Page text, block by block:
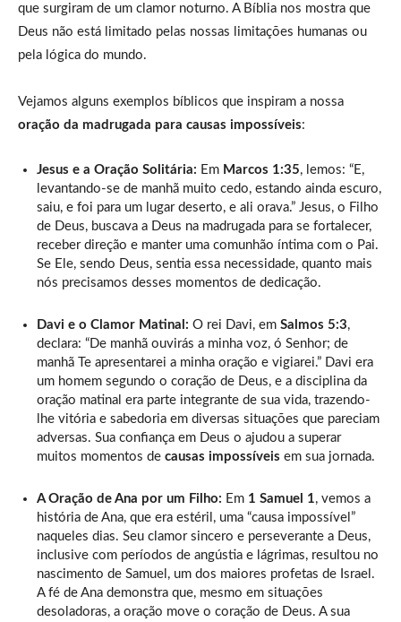
que surgiram de um clamor noturno. A Bíblia nos mostra que
Deus não está limitado pelas nossas limitações humanas ou
pela lógica do mundo.
Vejamos alguns exemplos bíblicos que inspiram a nossa
oração da madrugada para causas impossíveis:
Jesus e a Oração Solitária: Em Marcos 1:35, lemos: “E,
levantando-se de manhã muito cedo, estando ainda escuro,
saiu, e foi para um lugar deserto, e ali orava.” Jesus, o Filho
de Deus, buscava a Deus na madrugada para se fortalecer,
receber direção e manter uma comunhão íntima com o Pai.
Se Ele, sendo Deus, sentia essa necessidade, quanto mais
nós precisamos desses momentos de dedicação.
Davi e o Clamor Matinal: O rei Davi, em Salmos 5:3,
declara: “De manhã ouvirás a minha voz, ó Senhor; de
manhã Te apresentarei a minha oração e vigiarei.” Davi era
um homem segundo o coração de Deus, e a disciplina da
oração matinal era parte integrante de sua vida, trazendo-
lhe vitória e sabedoria em diversas situações que pareciam
adversas. Sua confiança em Deus o ajudou a superar
muitos momentos de causas impossíveis em sua jornada.
A Oração de Ana por um Filho: Em 1 Samuel 1, vemos a
história de Ana, que era estéril, uma “causa impossível”
naqueles dias. Seu clamor sincero e perseverante a Deus,
inclusive com períodos de angústia e lágrimas, resultou no
nascimento de Samuel, um dos maiores profetas de Israel.
A fé de Ana demonstra que, mesmo em situações
desoladoras, a oração move o coração de Deus. A sua